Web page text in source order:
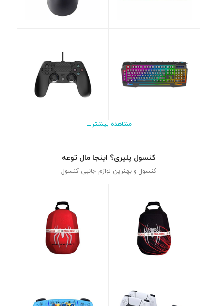
مشاهده بیشتر←
کنسول پلیری؟ اینجا مال توعه
کنسول و بهترین لوازم جانبی کنسول